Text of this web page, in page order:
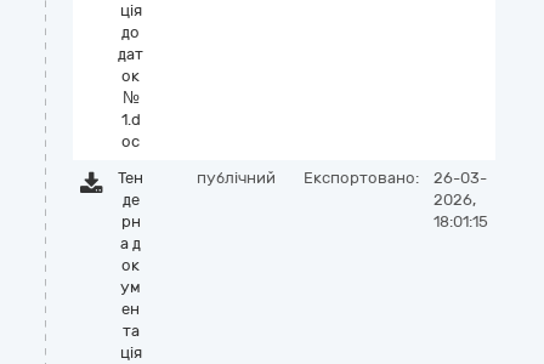
ція
до
дат
ок
№
1.d
oc
Тен
де
рн
а д
ок
ум
ен
та
ція
публічний Експортовано:
26-03-
2026,
18:01:15